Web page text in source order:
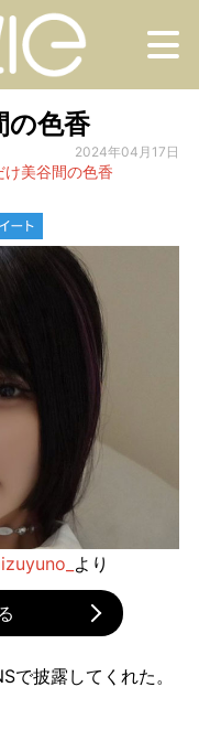
色香
2024年04月17日
美谷間の色香
より
で披露してくれた。